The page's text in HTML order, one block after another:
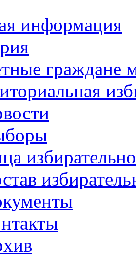
информация
граждане